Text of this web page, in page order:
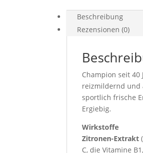
Beschreibung
Rezensionen (0)
Champion seit
reizmildernd und
sportlich frische
Ergiebig.
Wirkstoffe
Zitronen-Extrakt
C, die Vitamine